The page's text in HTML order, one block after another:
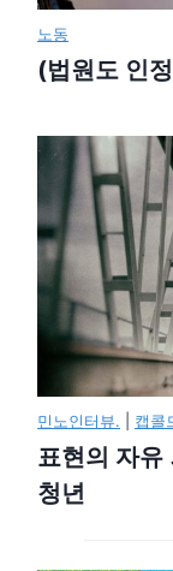
노동
(법원도 인
민노인터뷰. 캡콜
표현의 자유
청년